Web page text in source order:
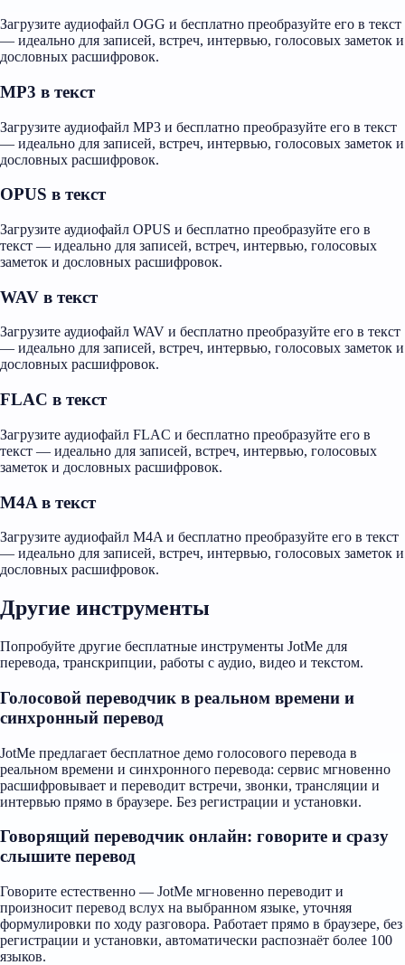
Загрузите аудиофайл OGG и бесплатно преобразуйте его в текст
— идеально для записей, встреч, интервью, голосовых заметок и
дословных расшифровок.
MP3 в текст
Загрузите аудиофайл MP3 и бесплатно преобразуйте его в текст
— идеально для записей, встреч, интервью, голосовых заметок и
дословных расшифровок.
OPUS в текст
Загрузите аудиофайл OPUS и бесплатно преобразуйте его в
текст — идеально для записей, встреч, интервью, голосовых
заметок и дословных расшифровок.
WAV в текст
Загрузите аудиофайл WAV и бесплатно преобразуйте его в текст
— идеально для записей, встреч, интервью, голосовых заметок и
дословных расшифровок.
FLAC в текст
Загрузите аудиофайл FLAC и бесплатно преобразуйте его в
текст — идеально для записей, встреч, интервью, голосовых
заметок и дословных расшифровок.
M4A в текст
Загрузите аудиофайл M4A и бесплатно преобразуйте его в текст
— идеально для записей, встреч, интервью, голосовых заметок и
дословных расшифровок.
Другие инструменты
Попробуйте другие бесплатные инструменты JotMe для
перевода, транскрипции, работы с аудио, видео и текстом.
Голосовой переводчик в реальном времени и
синхронный перевод
JotMe предлагает бесплатное демо голосового перевода в
реальном времени и синхронного перевода: сервис мгновенно
расшифровывает и переводит встречи, звонки, трансляции и
интервью прямо в браузере. Без регистрации и установки.
Говорящий переводчик онлайн: говорите и сразу
слышите перевод
Говорите естественно — JotMe мгновенно переводит и
произносит перевод вслух на выбранном языке, уточняя
формулировки по ходу разговора. Работает прямо в браузере, без
регистрации и установки, автоматически распознаёт более 100
языков.